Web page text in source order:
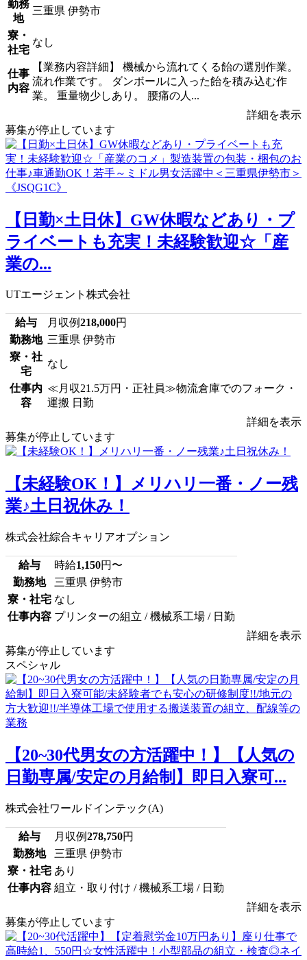
勤務
地
三重県 伊勢市
寮・
社宅
なし
仕事
内容
【業務内容詳細】 機械から流れてくる飴の選別作業。
流れ作業です。 ダンボールに入った飴を積み込む作
業。 重量物少しあり。 腰痛の人...
詳細を表示
募集が停止しています
【日勤×土日休】GW休暇などあり・プ
ライベートも充実！未経験歓迎☆「産
業の...
UTエージェント株式会社
給与 月収例218,000円
勤務地 三重県 伊勢市
寮・社
宅
なし
仕事内
容
≪月収21.5万円・正社員≫物流倉庫でのフォーク・
運搬 日勤
詳細を表示
募集が停止しています
【未経験OK！】メリハリ一番・ノー残
業♪土日祝休み！
株式会社綜合キャリアオプション
給与 時給1,150円〜
勤務地
三重県 伊勢市
寮・社宅 なし
仕事内容 プリンターの組立 / 機械系工場 / 日勤
詳細を表示
募集が停止しています
スペシャル
【20~30代男女の方活躍中！】【人気の
日勤専属/安定の月給制】即日入寮可...
株式会社ワールドインテック(A)
給与 月収例278,750円
勤務地
三重県 伊勢市
寮・社宅 あり
仕事内容 組立・取り付け / 機械系工場 / 日勤
詳細を表示
募集が停止しています